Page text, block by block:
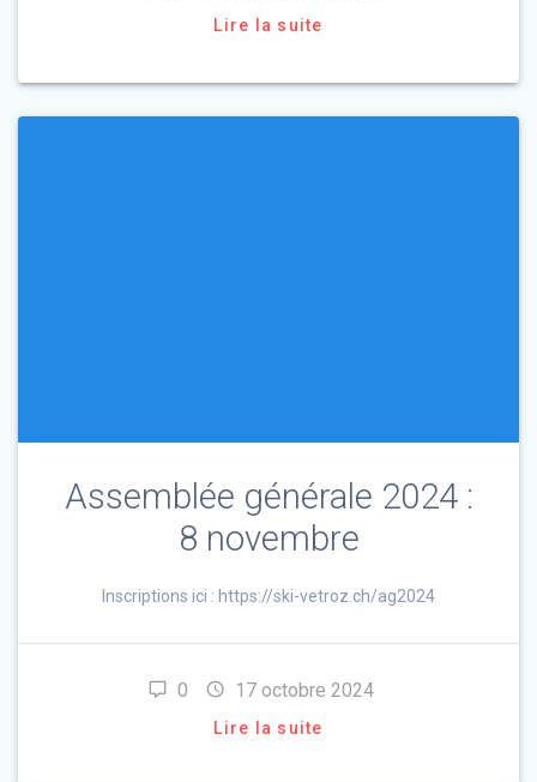
Lire la suite
Assemblée générale 2024 :
8 novembre
Inscriptions ici : https://ski-vetroz.ch/ag2024
0 17 octobre 2024
Lire la suite